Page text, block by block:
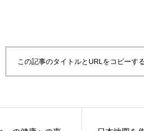
この記事のタイトルとURLをコピーす